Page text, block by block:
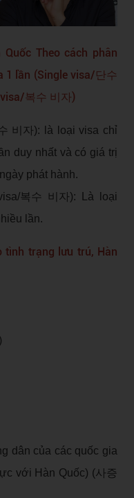
Theo cách phân
1 lần (Single visa/단수
복수 비자)
비자): là loại visa chỉ
duy nhất và có giá trị
phát hành.
복수 비자): Là loại
lần.
tình trạng lưu trú, Hàn
dân của các quốc gia
với Hàn Quốc) (사증